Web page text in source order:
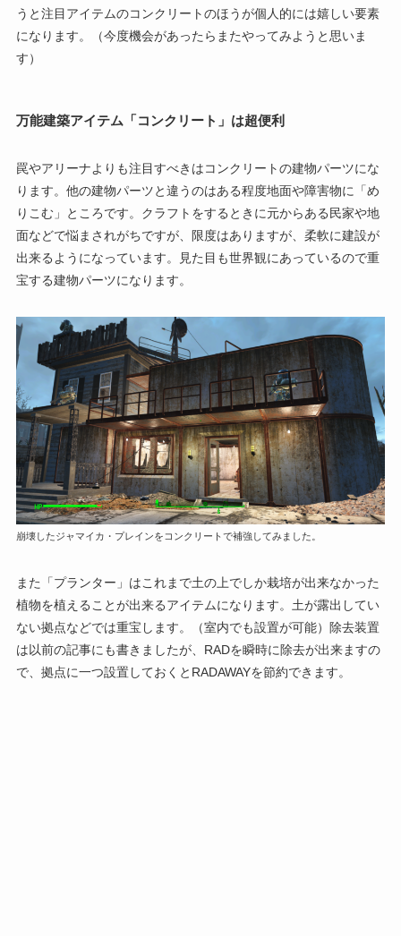
うと注目アイテムのコンクリートのほうが個人的には嬉しい要素
になります。（今度機会があったらまたやってみようと思いま
す）
万能建築アイテム「コンクリート」は超便利
罠やアリーナよりも注目すべきはコンクリートの建物パーツにな
ります。他の建物パーツと違うのはある程度地面や障害物に「め
りこむ」ところです。クラフトをするときに元からある民家や地
面などで悩まされがちですが、限度はありますが、柔軟に建設が
出来るようになっています。見た目も世界観にあっているので重
宝する建物パーツになります。
崩壊したジャマイカ・プレインをコンクリートで補強してみました。
また「プランター」はこれまで土の上でしか栽培が出来なかった
植物を植えることが出来るアイテムになります。土が露出してい
ない拠点などでは重宝します。（室内でも設置が可能）除去装置
は以前の記事にも書きましたが、RADを瞬時に除去が出来ますの
で、拠点に一つ設置しておくとRADAWAYを節約できます。